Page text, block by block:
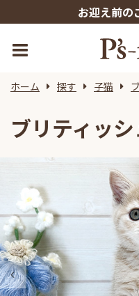
お迎え前の
ホーム 探す 子猫
ブリティッ